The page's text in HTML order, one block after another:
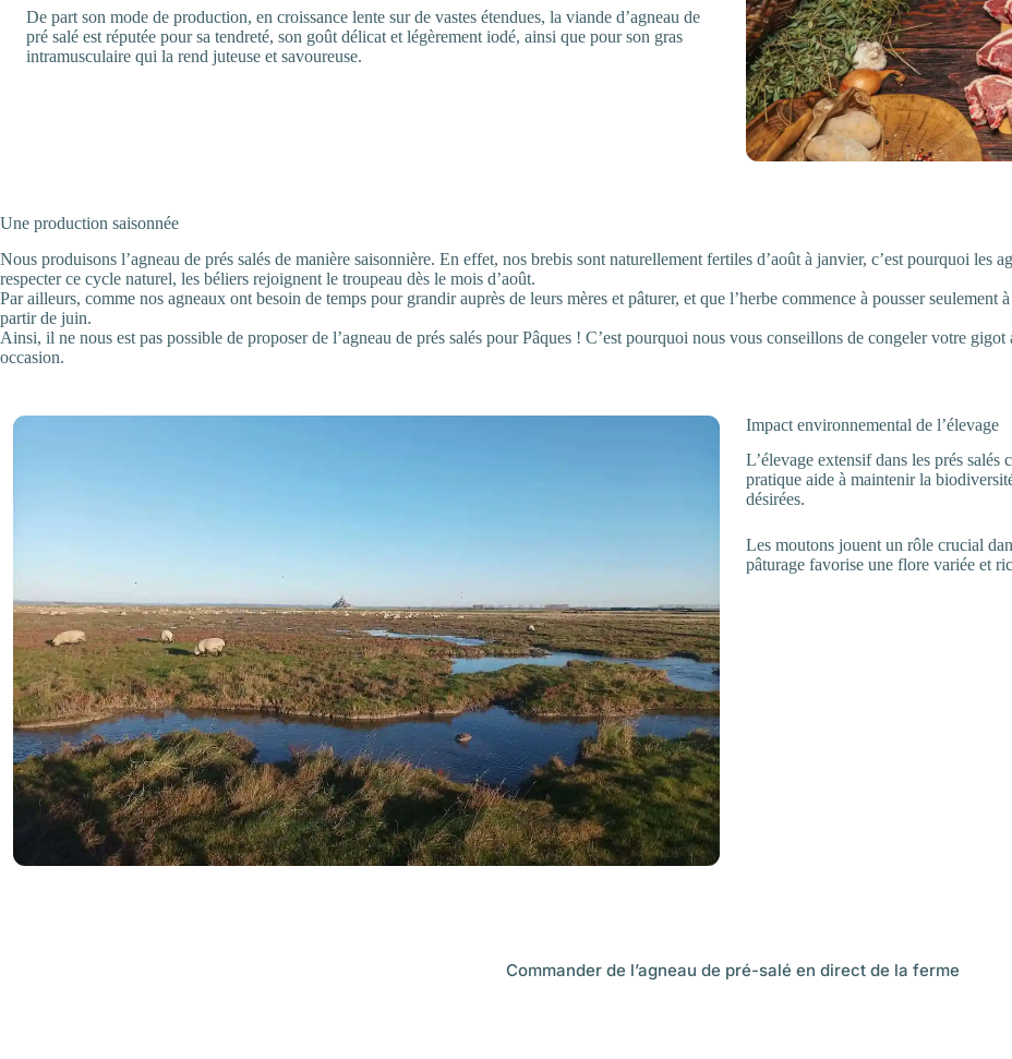
De part son mode de production, en croissance lente sur de vastes étendues, la viande d’agneau de
pré salé est réputée pour sa tendreté, son goût délicat et légèrement iodé, ainsi que pour son gras
intramusculaire qui la rend juteuse et savoureuse.
Une production saisonnée
Nous produisons l’agneau de prés salés de manière saisonnière. En effet, nos brebis sont naturellement fertiles d’août à janvier, c’est pourquoi les
respecter ce cycle naturel, les béliers rejoignent le troupeau dès le mois d’août.
Par ailleurs, comme nos agneaux ont besoin de temps pour grandir auprès de leurs mères et pâturer, et que l’herbe commence à pousser
partir de juin.
Ainsi, il ne nous est pas possible de proposer de l’agneau de prés salés pour Pâques ! C’est pourquoi nous vous conseillons de congeler votre
occasion.
Impact environnemental de l’élevage
L’élevage extensif dans les prés
pratique aide à maintenir la
désirées.
Les moutons jouent un rôle crucial
pâturage favorise une flore variée et
Commander de l’agneau de pré-salé en direct de la ferme